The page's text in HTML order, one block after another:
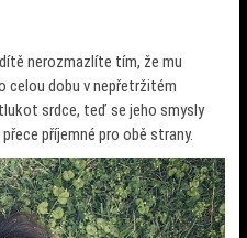
nerozmazlíte tím, že mu
celou dobu v nepřetržitém
srdce, teď se jeho smysly
příjemné pro obě strany.